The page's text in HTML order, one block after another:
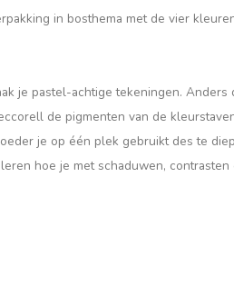
in bosthema met de vier
je pastel-achtige tekeningen.
de pigmenten van de
je op één plek gebruikt des te
hoe je met schaduwen,